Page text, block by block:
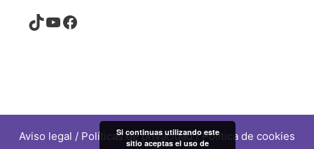
TikTok
YouTube
Facebook
Aviso legal / Políticas de privacidad/Política de cookies
Si continuas utilizando este
sitio aceptas el uso de